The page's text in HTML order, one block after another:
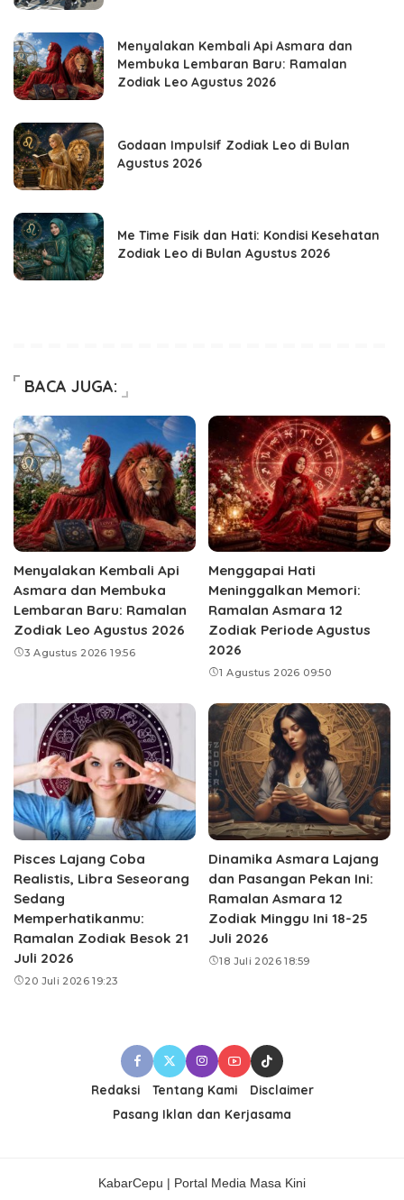
Menyalakan Kembali Api Asmara dan
Membuka Lembaran Baru: Ramalan
Zodiak Leo Agustus 2026
Godaan Impulsif Zodiak Leo di Bulan
Agustus 2026
Me Time Fisik dan Hati: Kondisi Kesehatan
Zodiak Leo di Bulan Agustus 2026
BACA JUGA:
Menyalakan Kembali Api
Asmara dan Membuka
Lembaran Baru: Ramalan
Zodiak Leo Agustus 2026
3 Agustus 2026 19:56
Menggapai Hati
Meninggalkan Memori:
Ramalan Asmara 12
Zodiak Periode Agustus
2026
1 Agustus 2026 09:50
Pisces Lajang Coba
Realistis, Libra Seseorang
Sedang
Memperhatikanmu:
Ramalan Zodiak Besok 21
Juli 2026
20 Juli 2026 19:23
Dinamika Asmara Lajang
dan Pasangan Pekan Ini:
Ramalan Asmara 12
Zodiak Minggu Ini 18-25
Juli 2026
18 Juli 2026 18:59
Redaksi Tentang Kami
Disclaimer
Pasang Iklan dan Kerjasama
KabarCepu | Portal Media Masa Kini